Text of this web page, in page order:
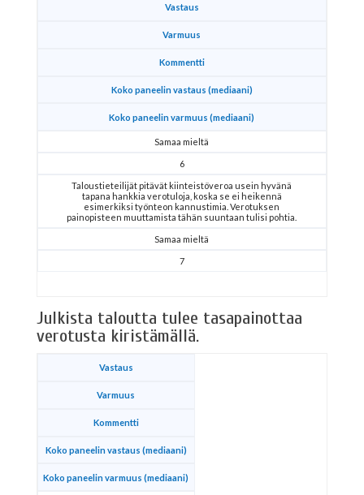
Vastaus
Varmuus
Kommentti
Koko paneelin vastaus (mediaani)
Koko paneelin varmuus (mediaani)
Samaa mieltä
6
Taloustieteilijät pitävät kiinteistöveroa usein hyvänä
tapana hankkia verotuloja, koska se ei heikennä
esimerkiksi työnteon kannustimia. Verotuksen
painopisteen muuttamista tähän suuntaan tulisi pohtia.
Samaa mieltä
7
Julkista taloutta tulee tasapainottaa
verotusta kiristämällä.
Vastaus
Varmuus
Kommentti
Koko paneelin vastaus (mediaani)
Koko paneelin varmuus (mediaani)